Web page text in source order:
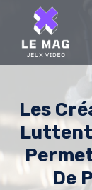
content
Les
Luttent
De